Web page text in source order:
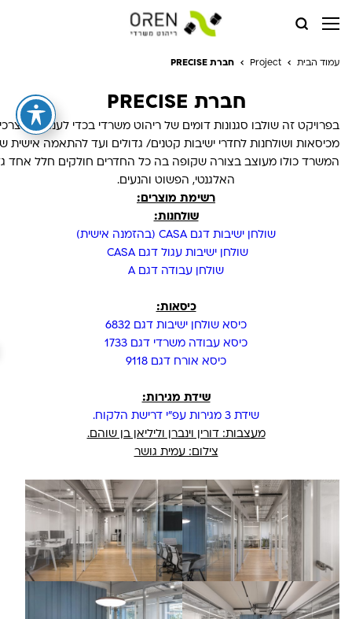
עמוד הבית Project חברת PRECISE
חברת PRECISE
האלגנטי, הפשוט והנעים.
רשימת מוצרים:
שולחנות:
שולחן ישיבות דגם CASA (בהזמנה אישית)
שולחן ישיבות עגול דגם CASA
שולחן עבודה דגם A
כיסאות:
כיסא שולחן ישיבות דגם 6832
כיסא עבודה משרדי דגם 1733
כיסא אורח דגם 9118
שידת מגירות:
שידת 3 מגירות עפ"י דרישת הלקוח.
מעצבות: דורין וינברן וליליאן בן שוהם.
צילום: עמית גושר